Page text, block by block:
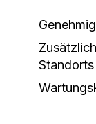
Standorts